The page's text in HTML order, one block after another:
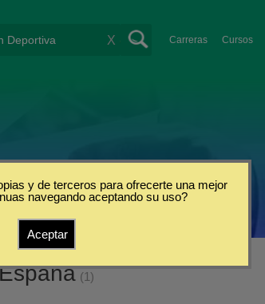
Carreras Cursos
X
(1)
y de terceros para ofrecerte una mejor
navegando aceptando su uso?
Aceptar